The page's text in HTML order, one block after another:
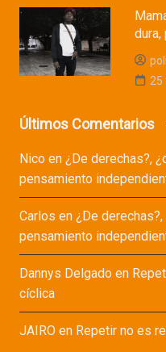
25
Últimos Comentarios
Nicoen ¿De derechas?,
pensamiento
Carlos en ¿De
pensamiento
Dannys Delgadoen
cíclica
JAIROen Repetir no es